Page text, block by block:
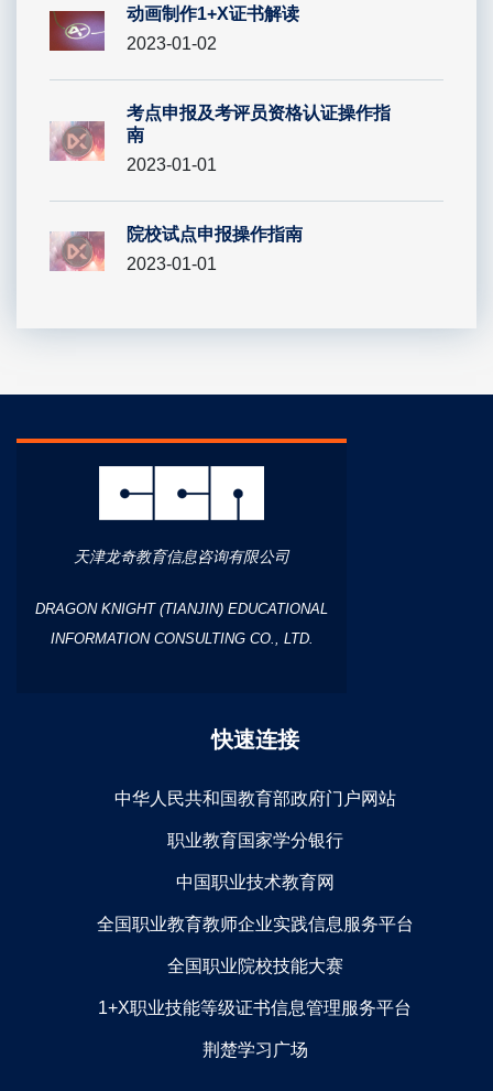
动画制作1+X证书解读
2023-01-02
考点申报及考评员资格认证操作指
南
2023-01-01
院校试点申报操作指南
2023-01-01
天津龙奇教育信息咨询有限公司
DRAGON KNIGHT (TIANJIN) EDUCATIONAL
INFORMATION CONSULTING CO., LTD.
快速连接
中华人民共和国教育部政府门户网站
职业教育国家学分银行
中国职业技术教育网
全国职业教育教师企业实践信息服务平台
全国职业院校技能大赛
1+X职业技能等级证书信息管理服务平台
荆楚学习广场